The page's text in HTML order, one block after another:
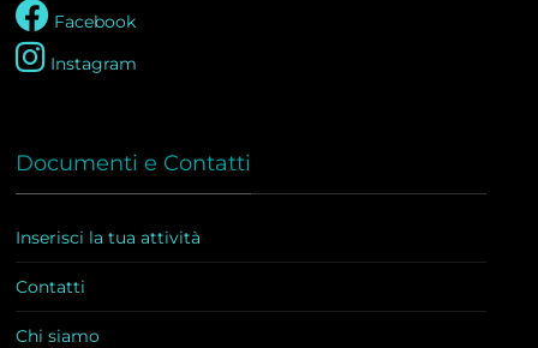
Facebook
Instagram
Documenti e Contatti
Inserisci la tua attività
Contatti
Chi siamo